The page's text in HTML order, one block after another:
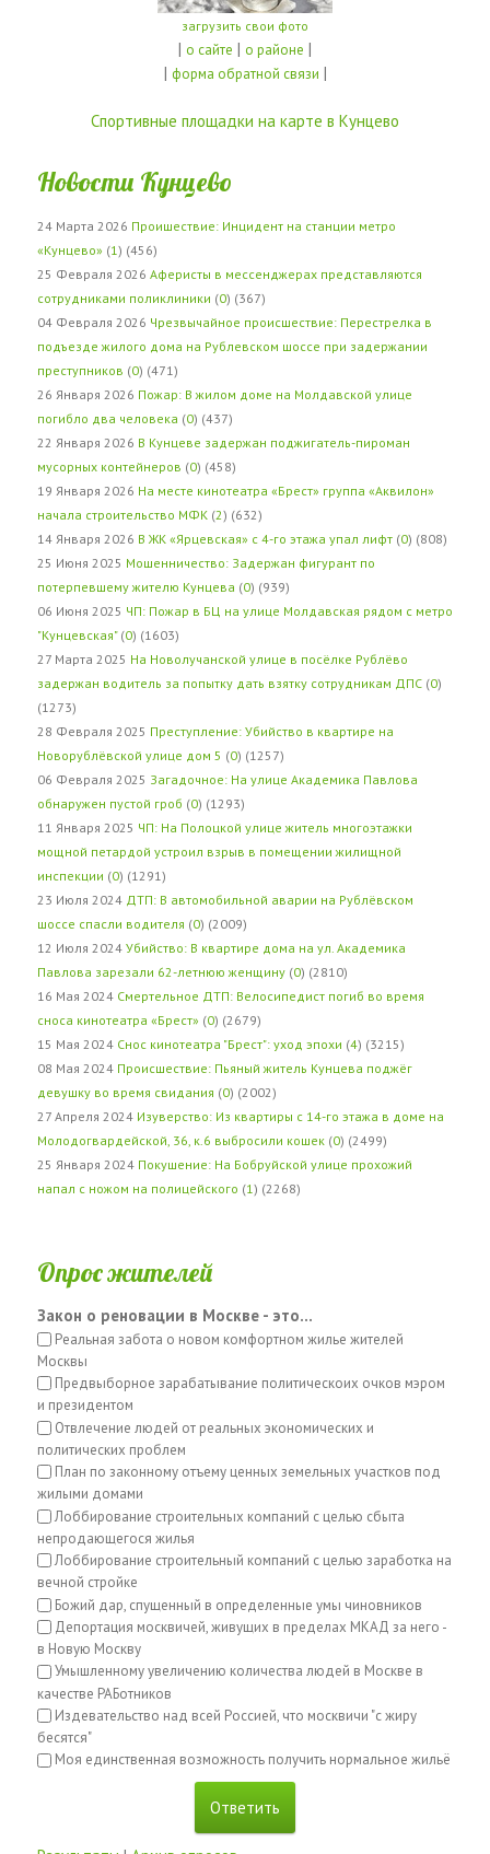
загрузить свои фото
| о сайте | о районе |
| форма обратной связи |
Спортивные площадки на карте в Кунцево
Новости Кунцево
24 Марта 2026 Проишествие: Инцидент на станции метро
«Кунцево» (1 ) (456)
25 Февраля 2026 Аферисты в мессенджерах представляются
сотрудниками поликлиники (0) (367)
04 Февраля 2026 Чрезвычайное происшествие: Перестрелка в
подъезде жилого дома на Рублевском шоссе при задержании
преступников (0) (471)
26 Января 2026 Пожар: В жилом доме на Молдавской улице
погибло два человека (0) (437)
22 Января 2026 В Кунцеве задержан поджигатель-пироман
мусорных контейнеров (0) (458)
19 Января 2026 На месте кинотеатра «Брест» группа «Аквилон»
начала строительство МФК (2) (632)
14 Января 2026 В ЖК «Ярцевская» с 4-го этажа упал лифт (0) (808)
25 Июня 2025 Мошенничество: Задержан фигурант по
потерпевшему жителю Кунцева (0) (939)
06 Июня 2025 ЧП: Пожар в БЦ на улице Молдавская рядом с метро
"Кунцевская" (0) (1603)
27 Марта 2025 На Новолучанской улице в посёлке Рублёво
задержан водитель за попытку дать взятку сотрудникам ДПС (0)
(1273)
28 Февраля 2025 Преступление: Убийство в квартире на
Новорублёвской улице дом 5 (0) (1257)
06 Февраля 2025 Загадочное: На улице Академика Павлова
обнаружен пустой гроб (0) (1293)
11 Января 2025 ЧП: На Полоцкой улице житель многоэтажки
мощной петардой устроил взрыв в помещении жилищной
инспекции (0) (1291)
23 Июля 2024 ДТП: В автомобильной аварии на Рублёвском
шоссе спасли водителя (0) (2009)
12 Июля 2024 Убийство: В квартире дома на ул. Академика
Павлова зарезали 62-летнюю женщину (0) (2810)
16 Мая 2024 Смертельное ДТП: Велосипедист погиб во время
сноса кинотеатра «Брест» (0) (2679)
15 Мая 2024 Снос кинотеатра "Брест": уход эпохи (4) (3215)
08 Мая 2024 Происшествие: Пьяный житель Кунцева поджёг
девушку во время свидания (0) (2002)
27 Апреля 2024 Изуверство: Из квартиры с 14-го этажа в доме на
Молодогвардейской, 36, к.6 выбросили кошек (0) (2499)
25 Января 2024 Покушение: На Бобруйской улице прохожий
напал с ножом на полицейского (1 ) (2268)
Опрос жителей
Закон о реновации в Москве - это...
Реальная забота о новом комфортном жилье жителей
Москвы
Предвыборное зарабатывание политическоих очков мэром
и президентом
Отвлечение людей от реальных экономических и
политических проблем
План по законному отъему ценных земельных участков под
жилыми домами
Лоббирование строительных компаний с целью сбыта
непродающегося жилья
Лоббирование строительный компаний с целью заработка на
вечной стройке
Божий дар, спущенный в определенные умы чиновников
Депортация москвичей, живущих в пределах МКАД за него -
в Новую Москву
Умышленному увеличению количества людей в Москве в
качестве РАБотников
Издевательство над всей Россией, что москвичи "с жиру
бесятся"
Моя единственная возможность получить нормальное жильё